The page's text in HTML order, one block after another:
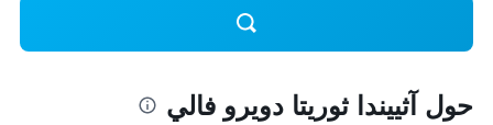
حول آثييندا ثوريتا دويرو فالي